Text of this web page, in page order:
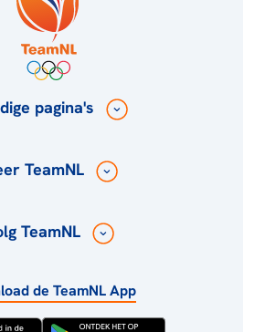
pagina's
TeamNL
TeamNL
de TeamNL App